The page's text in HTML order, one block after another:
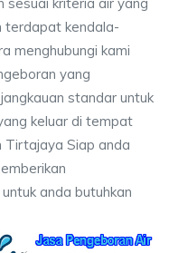
terdapat kendala-
menghubungi kami
yang
standar untuk
keluar di tempat
Tirtajaya Siap anda
anda butuhkan